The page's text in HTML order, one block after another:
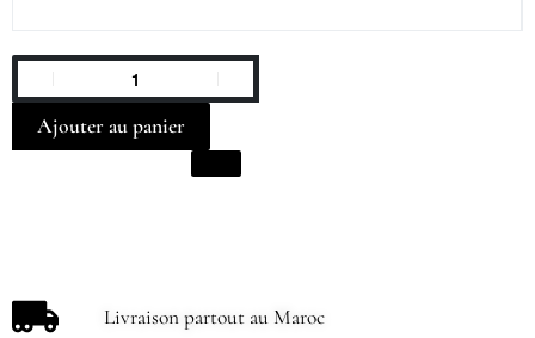
Livraison partout au Maroc
Ajouter au panier